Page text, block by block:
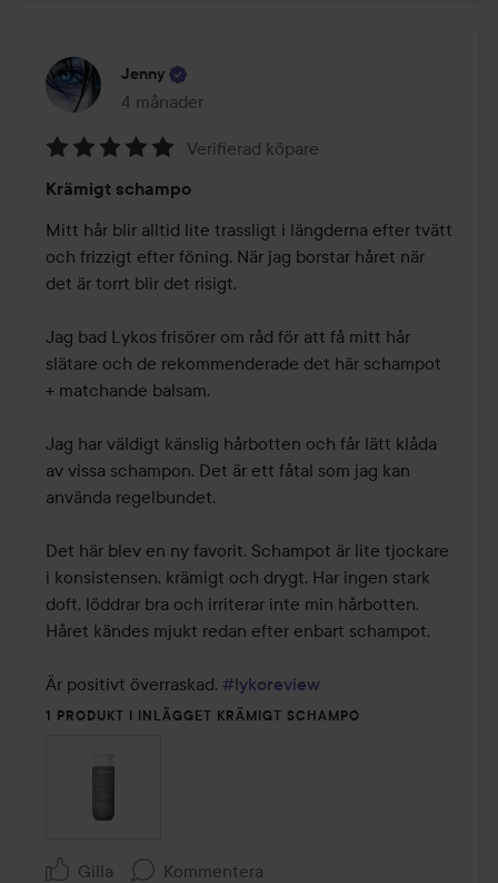
Jenny
4 månader
Inlägget skapades 4 månader
5
av
5
Verifierad köpare
Krämigt schampo
Mitt hår blir alltid lite trassligt i längderna efter tvätt
och frizzigt efter föning. När jag borstar håret när
det är torrt blir det risigt.
Jag bad Lykos frisörer om råd för att få mitt hår
slätare och de rekommenderade det här schampot
+ matchande balsam.
Jag har väldigt känslig hårbotten och får lätt klåda
av vissa schampon. Det är ett fåtal som jag kan
använda regelbundet.
Det här blev en ny favorit. Schampot är lite tjockare
i konsistensen, krämigt och drygt. Har ingen stark
doft, löddrar bra och irriterar inte min hårbotten.
Håret kändes mjukt redan efter enbart schampot.
Är positivt överraskad. #lykoreview
1 PRODUKT I INLÄGGET KRÄMIGT SCHAMPO
Gilla Kommentera